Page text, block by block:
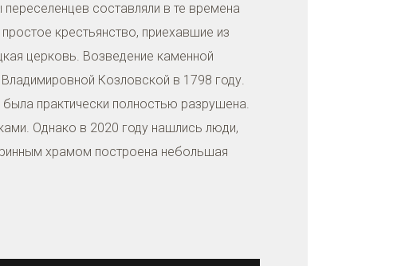
составляли в те времена
крестьянство, приехавшие из
церковь. Возведение каменной
Козловской в 1798 году.
практически полностью разрушена.
Однако в 2020 году нашлись люди,
храмом построена небольшая